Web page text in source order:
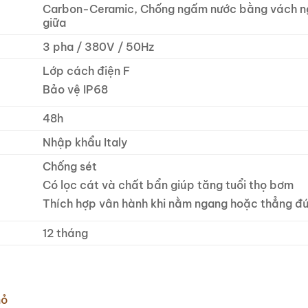
Carbon-Ceramic, Chống ngấm nước bằng vách
giữa
3 pha / 380V / 50Hz
Lớp cách điện F
Bảo vệ IP68
48h
Nhập khẩu Italy
Chống sét
Có lọc cát và chất bẩn giúp tăng tuổi thọ bơm
Thích hợp vân hành khi nằm ngang hoặc thẳng
12 tháng